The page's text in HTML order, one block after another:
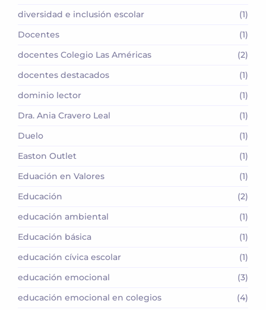
diversidad e inclusión escolar
(1)
Docentes
(1)
docentes Colegio Las Américas
(2)
docentes destacados
(1)
dominio lector
(1)
Dra. Ania Cravero Leal
(1)
Duelo
(1)
Easton Outlet
(1)
Eduación en Valores
(1)
Educación
(2)
educación ambiental
(1)
Educación básica
(1)
educación cívica escolar
(1)
educación emocional
(3)
educación emocional en colegios
(4)